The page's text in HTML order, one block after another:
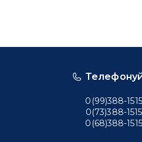
0(99)388-1515
0(73)388-1515
0(68)388-1515